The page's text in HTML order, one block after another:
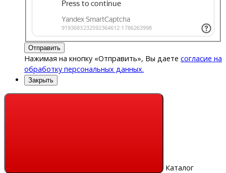
Отправить
Нажимая на кнопку «Отправить», Вы даете согласие на
обработку персональных данных.
Закрыть
Каталог